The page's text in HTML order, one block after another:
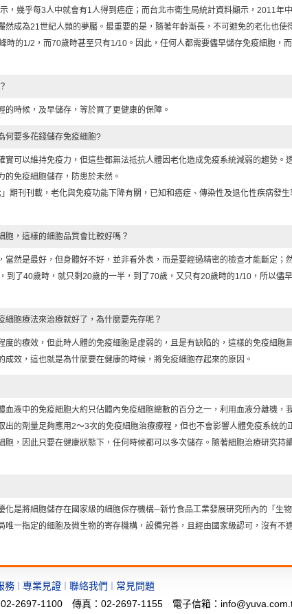
存時間：2014年10月28日
時間：2014年10月16日
存時間：2014年10月2日
，幾乎每3人中就會有1人得到癌症；而台北市衛生局統計資料顯示，2011年
然成為21世紀人類的夢靨。最重要的是，隨著年齡漸長，不可避免的老化也使
時的1/2，而70歲時甚至只有1/10。因此，任何人都需要儘早儲存免疫細胞，
時候，及早儲存，等於買了更健康的保障。
何要多花錢儲存免疫細胞?
實可以維持免疫力，但這些都無法抵抗人體因老化造成免疫系統減弱的趨勢。
免疫細胞儲存，防患於未然。
期刊刊載，老化與免疫功能下降有關，已知和癌症、傳染性及退化性疾病發生
胞，這樣的細胞品質會比較好嗎？
當然是最好，但身體好不好，並非看外表，而是要經過精密的檢查才能斷定；
到了40歲時，就只剩20歲的一半，到了70歲，又只有20歲時的1/10，所以儘
胞療法來治療就好了，為什麼要先存呢？
度的療效，但此時人體的免疫細胞是虛弱的，且是有缺陷的，這樣的免疫細胞
效，這也就是為什麼要在健康的時候，將免疫細胞存起來的原因。
血液中的免疫細胞大約只佔體內免疫細胞總數的百分之一，利用血液分離機，
出的劑量足夠應用2～3次的免疫細胞治療療程，但也不會影響人體免疫系統的
胞，因此只要在健康狀態下，任何時候都可以多次儲存。隨著細胞治療研究持
化是將細胞儲存在國家級的細胞保存機構─新竹食品工業發展研究所內的「生
一指定的細胞及微生物的寄存機構，設備完善，且經由國家級認可，沒有不
務 專業見證 聯絡我們
常見問題
2697-1100 傳真：02-2697-1155 電子信箱：